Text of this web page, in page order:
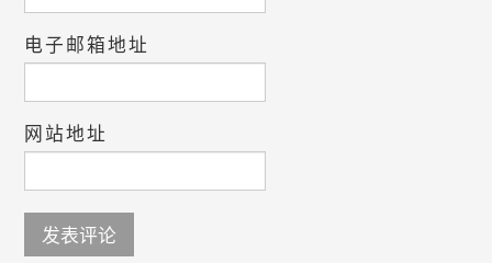
电子邮箱地址
网站地址